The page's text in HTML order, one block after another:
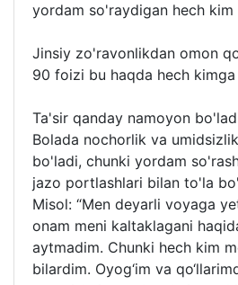
yordam so'raydigan hech kim
Jinsiy zo'ravonlikdan omon
90 foizi bu haqda hech
Ta'sir qanday namoyon
Bolada nochorlik va
bo'ladi, chunki yordam
jazo portlashlari bilan to'la
Misol: “Men deyarli voyaga
onam meni kaltaklagani
aytmadim. Chunki hech kim
bilardim. Oyog‘im va